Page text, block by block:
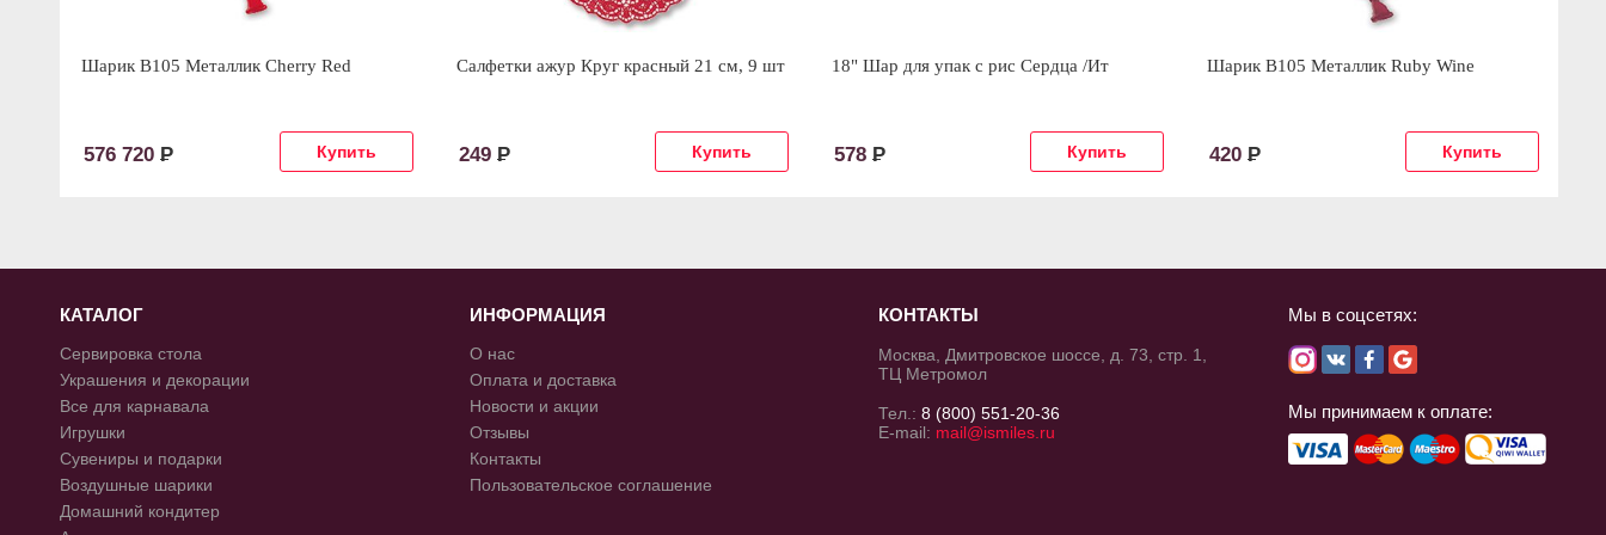
Шарик В105 Металлик Cherry Red
576 720 Р
Салфетки ажур Круг красный 21 см, 9 шт
249 Р
18" Шар для упак c рис Сердца /Ит
578 Р
Шарик В105 Металлик Ruby Wine
420 Р
КАТАЛОГ
Сервировка стола
Украшения и декорации
Все для карнавала
Игрушки
Сувениры и подарки
Воздушные шарики
Домашний кондитер
ИНФОРМАЦИЯ
О нас
Оплата и доставка
Новости и акции
Отзывы
Контакты
Пользовательское соглашение
КОНТАКТЫ
Москва, Дмитровское шоссе, д. 73, стр. 1,
ТЦ Метромол
Тел.:8 (800) 551-20-36
E-mail: mail@ismiles.ru
Мы в соцсетях:
Мы принимаем к оплате: